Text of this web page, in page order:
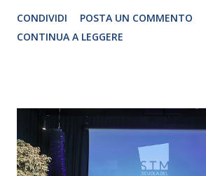
con un’apertura straordinaria delle
mezzanotte che consentirà al pubblico
raccoglie alcune tra le principali opere
importante e controverso esponente
Ovviamente saranno attive tutte le
CONDIVIDI
POSTA UN COMMENTO
CONTINUA A LEGGERE